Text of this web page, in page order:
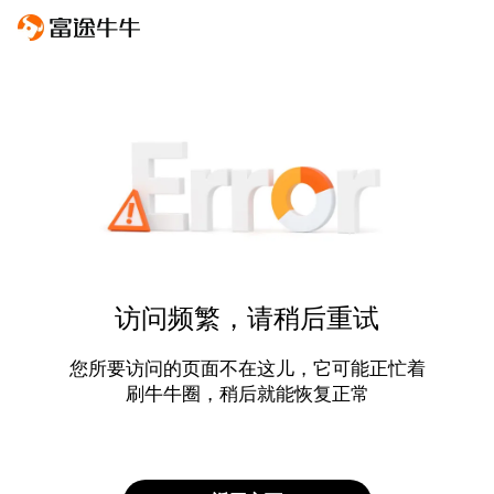
访问频繁，请稍后重试
您所要访问的页面不在这儿，它可能正忙着
刷牛牛圈，稍后就能恢复正常